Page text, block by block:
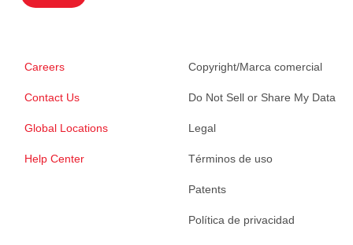
Careers
Contact Us
Global Locations
Help Center
Copyright/Marca comercial
Do Not Sell or Share My Data
Legal
Términos de uso
Patents
Política de privacidad